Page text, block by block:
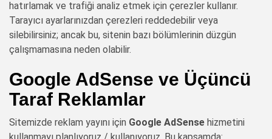
hatırlamak ve trafiği analiz etmek için çerezler kullanır.
Tarayıcı ayarlarınızdan çerezleri reddedebilir veya
silebilirsiniz; ancak bu, sitenin bazı bölümlerinin düzgün
çalışmamasına neden olabilir.
Google AdSense ve Üçüncü
Taraf Reklamlar
Sitemizde reklam yayını için Google AdSense hizmetini